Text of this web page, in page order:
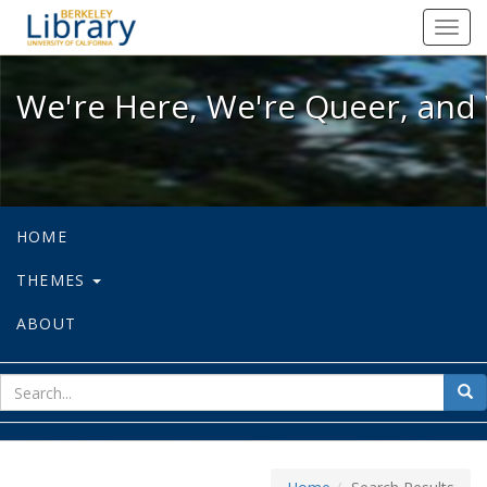
We're Here, We're Queer, and
We're Here, We're Queer,
HOME
THEMES
ABOUT
for